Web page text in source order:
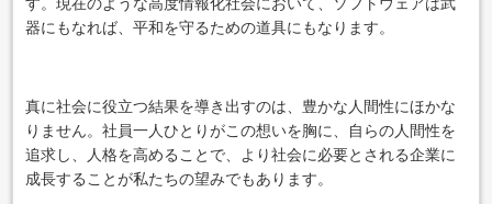
器にもなれば、平和を守るための道具にもなります。
真に社会に役立つ結果を導き出すのは、豊かな人間性にほかな
りません。社員一人ひとりがこの想いを胸に、自らの人間性を
追求し、人格を高めることで、より社会に必要とされる企業に
成長することが私たちの望みでもあります。